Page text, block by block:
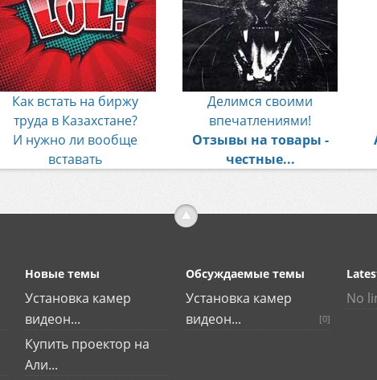
Как встать на биржу
труда в Казахстане?
И нужно ли вообще
вставать
Делимся своими
впечатлениями!
Отзывы на товары -
честные...
Новые темы
Установка камер
видеон...
Купить проектор на
Али...
Обсуждаемые темы
Установка камер
видеон...
[0]
No